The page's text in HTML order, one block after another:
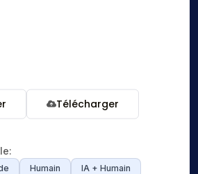
Télécharger
:
Humain
IA + Humain